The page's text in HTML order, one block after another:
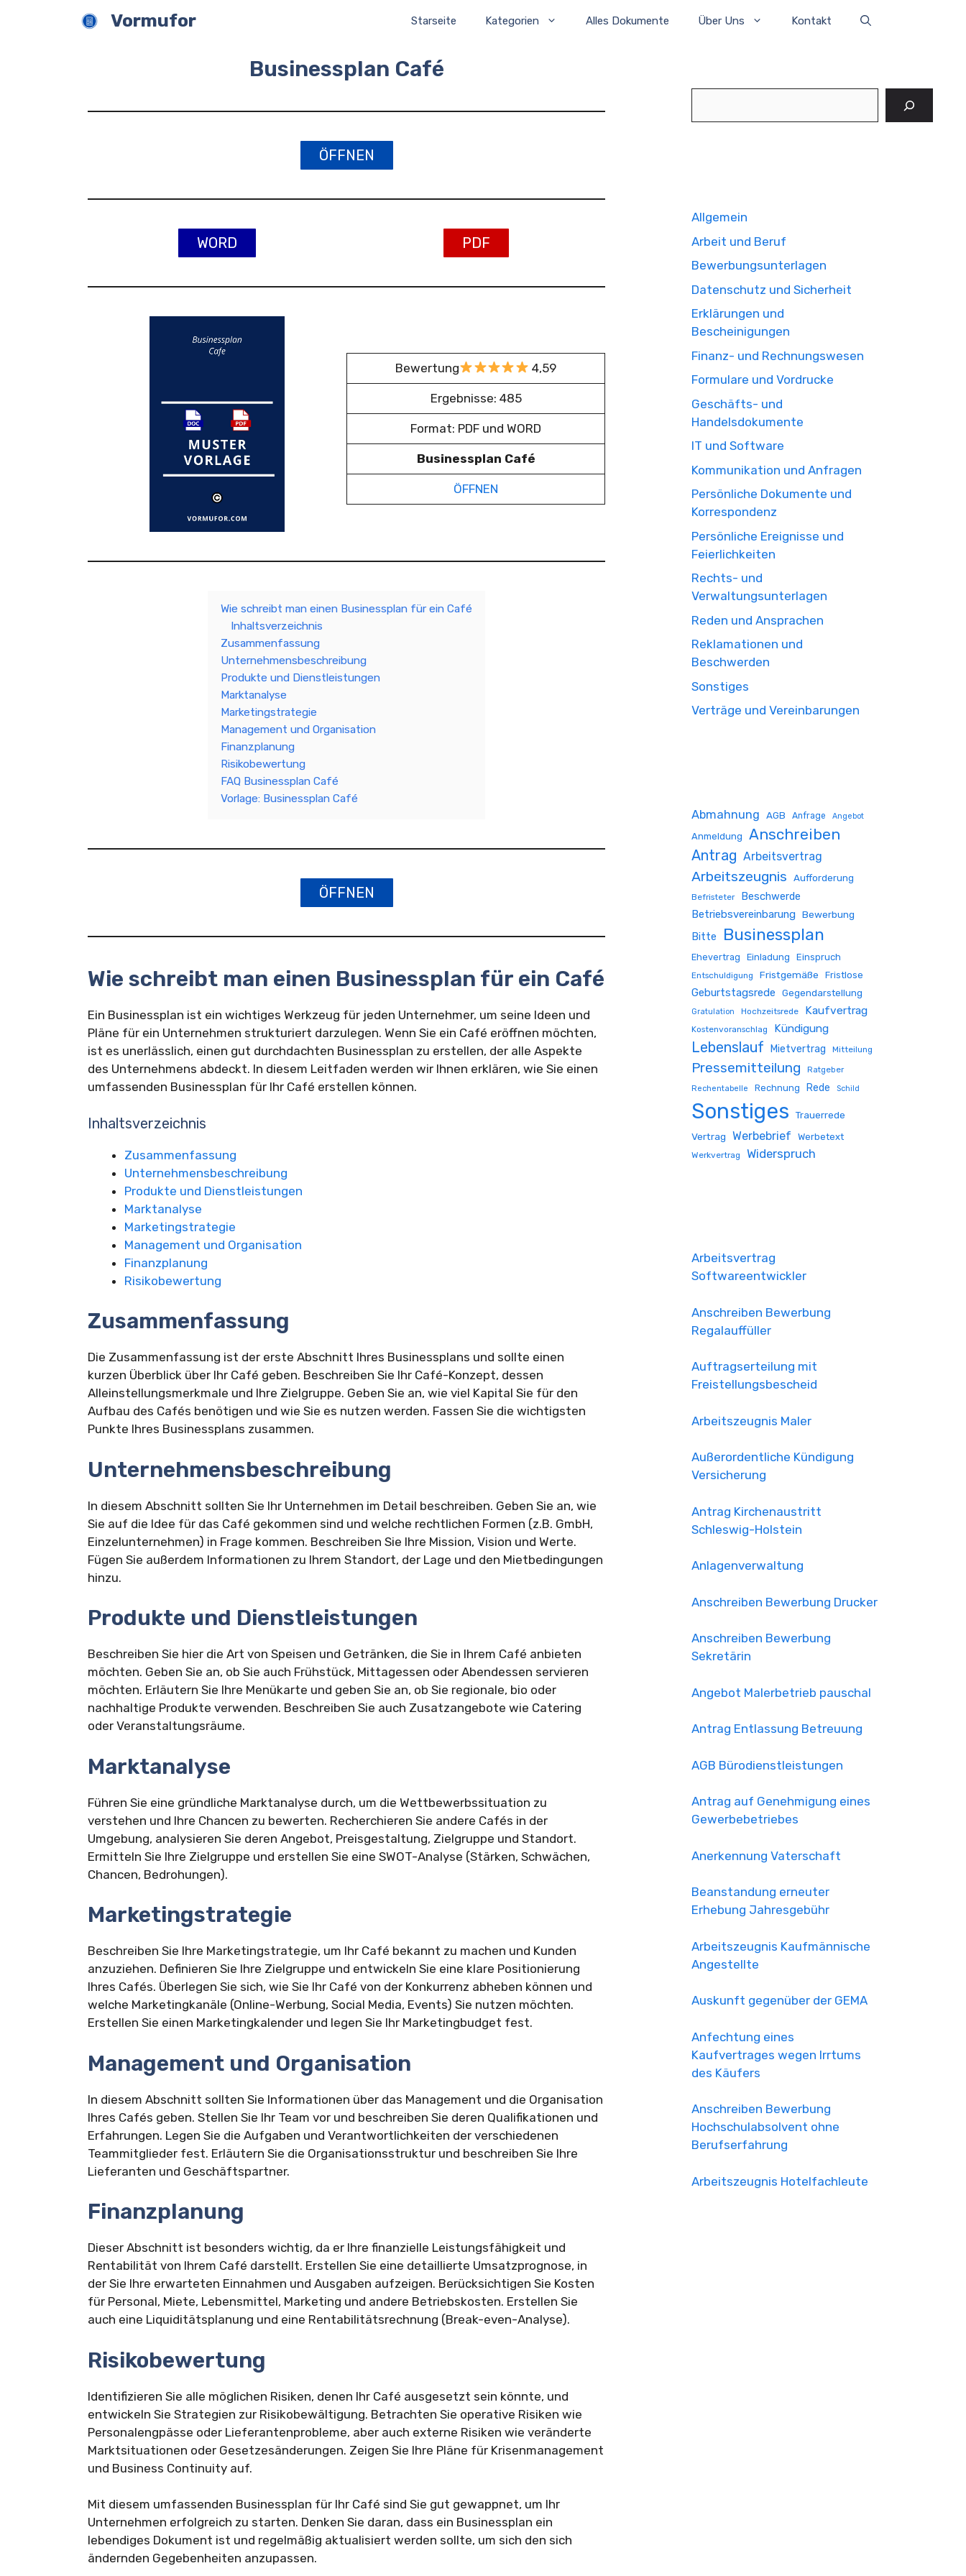
Vormufor Starseite Kategorien Alles Dokumente Über Uns Kontakt
Businessplan Café
ÖFFNEN
WORD PDF
Bewertung 4,59
Ergebnisse: 485
Format: PDF und WORD
Businessplan Café
ÖFFNEN
Wie schreibt man einen Businessplan für ein Café
Inhaltsverzeichnis
Zusammenfassung
Unternehmensbeschreibung
Produkte und Dienstleistungen
Marktanalyse
Marketingstrategie
Management und Organisation
Finanzplanung
Risikobewertung
FAQ Businessplan Café
Vorlage: Businessplan Café
ÖFFNEN
Wie schreibt man einen Businessplan für ein Café
Ein Businessplan ist ein wichtiges Werkzeug für jeden Unternehmer, um seine Ideen und
Pläne für ein Unternehmen strukturiert darzulegen. Wenn Sie ein Café eröffnen möchten,
ist es unerlässlich, einen gut durchdachten Businessplan zu erstellen, der alle Aspekte
des Unternehmens abdeckt. In diesem Leitfaden werden wir Ihnen erklären, wie Sie einen
umfassenden Businessplan für Ihr Café erstellen können.
Inhaltsverzeichnis
Zusammenfassung
Unternehmensbeschreibung
Produkte und Dienstleistungen
Marktanalyse
Marketingstrategie
Management und Organisation
Finanzplanung
Risikobewertung
Zusammenfassung
Die Zusammenfassung ist der erste Abschnitt Ihres Businessplans und sollte einen
kurzen Überblick über Ihr Café geben. Beschreiben Sie Ihr Café-Konzept, dessen
Alleinstellungsmerkmale und Ihre Zielgruppe. Geben Sie an, wie viel Kapital Sie für den
Aufbau des Cafés benötigen und wie Sie es nutzen werden. Fassen Sie die wichtigsten
Punkte Ihres Businessplans zusammen.
Unternehmensbeschreibung
In diesem Abschnitt sollten Sie Ihr Unternehmen im Detail beschreiben. Geben Sie an, wie
Sie auf die Idee für das Café gekommen sind und welche rechtlichen Formen (z.B. GmbH,
Einzelunternehmen) in Frage kommen. Beschreiben Sie Ihre Mission, Vision und Werte.
Fügen Sie außerdem Informationen zu Ihrem Standort, der Lage und den Mietbedingungen
hinzu.
Produkte und Dienstleistungen
Beschreiben Sie hier die Art von Speisen und Getränken, die Sie in Ihrem Café anbieten
möchten. Geben Sie an, ob Sie auch Frühstück, Mittagessen oder Abendessen servieren
möchten. Erläutern Sie Ihre Menükarte und geben Sie an, ob Sie regionale, bio oder
nachhaltige Produkte verwenden. Beschreiben Sie auch Zusatzangebote wie Catering
oder Veranstaltungsräume.
Marktanalyse
Führen Sie eine gründliche Marktanalyse durch, um die Wettbewerbssituation zu
verstehen und Ihre Chancen zu bewerten. Recherchieren Sie andere Cafés in der
Umgebung, analysieren Sie deren Angebot, Preisgestaltung, Zielgruppe und Standort.
Ermitteln Sie Ihre Zielgruppe und erstellen Sie eine SWOT-Analyse (Stärken, Schwächen,
Chancen, Bedrohungen).
Marketingstrategie
Beschreiben Sie Ihre Marketingstrategie, um Ihr Café bekannt zu machen und Kunden
anzuziehen. Definieren Sie Ihre Zielgruppe und entwickeln Sie eine klare Positionierung
Ihres Cafés. Überlegen Sie sich, wie Sie Ihr Café von der Konkurrenz abheben können und
welche Marketingkanäle (Online-Werbung, Social Media, Events) Sie nutzen möchten.
Erstellen Sie einen Marketingkalender und legen Sie Ihr Marketingbudget fest.
Management und Organisation
In diesem Abschnitt sollten Sie Informationen über das Management und die Organisation
Ihres Cafés geben. Stellen Sie Ihr Team vor und beschreiben Sie deren Qualifikationen und
Erfahrungen. Legen Sie die Aufgaben und Verantwortlichkeiten der verschiedenen
Teammitglieder fest. Erläutern Sie die Organisationsstruktur und beschreiben Sie Ihre
Lieferanten und Geschäftspartner.
Finanzplanung
Dieser Abschnitt ist besonders wichtig, da er Ihre finanzielle Leistungsfähigkeit und
Rentabilität von Ihrem Café darstellt. Erstellen Sie eine detaillierte Umsatzprognose, in
der Sie Ihre erwarteten Einnahmen und Ausgaben aufzeigen. Berücksichtigen Sie Kosten
für Personal, Miete, Lebensmittel, Marketing und andere Betriebskosten. Erstellen Sie
auch eine Liquiditätsplanung und eine Rentabilitätsrechnung (Break-even-Analyse).
Risikobewertung
Identifizieren Sie alle möglichen Risiken, denen Ihr Café ausgesetzt sein könnte, und
entwickeln Sie Strategien zur Risikobewältigung. Betrachten Sie operative Risiken wie
Personalengpässe oder Lieferantenprobleme, aber auch externe Risiken wie veränderte
Marktsituationen oder Gesetzesänderungen. Zeigen Sie Ihre Pläne für Krisenmanagement
und Business Continuity auf.
Mit diesem umfassenden Businessplan für Ihr Café sind Sie gut gewappnet, um Ihr
Unternehmen erfolgreich zu starten. Denken Sie daran, dass ein Businessplan ein
lebendiges Dokument ist und regelmäßig aktualisiert werden sollte, um sich den sich
ändernden Gegebenheiten anzupassen.
Allgemein
Arbeit und Beruf
Bewerbungsunterlagen
Datenschutz und Sicherheit
Erklärungen und
Bescheinigungen
Finanz- und Rechnungswesen
Formulare und Vordrucke
Geschäfts- und
Handelsdokumente
IT und Software
Kommunikation und Anfragen
Persönliche Dokumente und
Korrespondenz
Persönliche Ereignisse und
Feierlichkeiten
Rechts- und
Verwaltungsunterlagen
Reden und Ansprachen
Reklamationen und
Beschwerden
Sonstiges
Verträge und Vereinbarungen
Abmahnung AGB Anfrage Angebot
Anmeldung Anschreiben
Antrag Arbeitsvertrag
Arbeitszeugnis Aufforderung
Befristeter
Beschwerde
Betriebsvereinbarung Bewerbung
Bitte Businessplan
Ehevertrag Einladung Einspruch
Entschuldigung Fristgemäße Fristlose
Geburtstagsrede Gegendarstellung
Gratulation Hochzeitsrede Kaufvertrag
Kostenvoranschlag Kündigung
Lebenslauf Mietvertrag Mitteilung
Pressemitteilung Ratgeber
Rechentabelle Rechnung Rede Schild
Sonstiges
Trauerrede
Vertrag
Werbebrief Werbetext
Werkvertrag Widerspruch
Arbeitsvertrag
Softwareentwickler
Anschreiben Bewerbung
Regalauffüller
Auftragserteilung mit
Freistellungsbescheid
Arbeitszeugnis Maler
Außerordentliche Kündigung
Versicherung
Antrag Kirchenaustritt
Schleswig-Holstein
Anlagenverwaltung
Anschreiben Bewerbung Drucker
Anschreiben Bewerbung
Sekretärin
Angebot Malerbetrieb pauschal
Antrag Entlassung Betreuung
AGB Bürodienstleistungen
Antrag auf Genehmigung eines
Gewerbebetriebes
Anerkennung Vaterschaft
Beanstandung erneuter
Erhebung Jahresgebühr
Arbeitszeugnis Kaufmännische
Angestellte
Auskunft gegenüber der GEMA
Anfechtung eines
Kaufvertrages wegen Irrtums
des Käufers
Anschreiben Bewerbung
Hochschulabsolvent ohne
Berufserfahrung
Arbeitszeugnis Hotelfachleute